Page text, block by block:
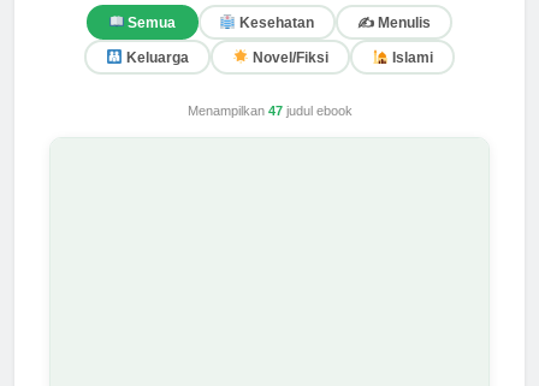
Semua Kesehatan ✍️ Menulis
Keluarga Novel/Fiksi Islami
Menampilkan 47judul ebook